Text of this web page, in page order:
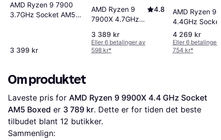
AMD Ryzen 9 7900
3.7GHz Socket AM5
3 399 kr
AMD Ryzen 9
7900X 4.7GHz
4.8
3 389 kr
Eller 6 betalinger av
598 kr*
AMD Ryzen 9
4.4GHz
Tray
4 269 kr
Eller 6 betalinger
754 kr*
Om produktet
Laveste pris for AMD Ryzen 9 9900X 4.4 GHz Socket
AM5 Boxed er 3 789 kr. Dette er for tiden det beste
tilbudet blant 12 butikker.
Sammenlign: